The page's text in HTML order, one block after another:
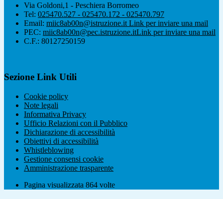
Via Goldoni,1 - Peschiera Borromeo
Tel: 025470.527 - 025470.172 - 025470.797
Email: miic8ab00n@istruzione.it Link per inviare una mail
PEC: miic8ab00n@pec.istruzione.itLink per inviare una mail
C.F.: 80127250159
Sezione Link Utili
Cookie policy
Note legali
Informativa Privacy
Ufficio Relazioni con il Pubblico
Dichiarazione di accessibilità
Obiettivi di accessibilità
Whistleblowing
Gestione consensi cookie
Amministrazione trasparente
Pagina visualizzata 864 volte